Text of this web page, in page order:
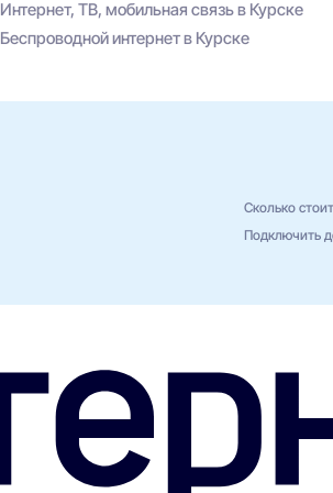
Интернет, ТВ, мобильная связь в Курске
Беспроводной интернет в Курске
Сколько
Подключить